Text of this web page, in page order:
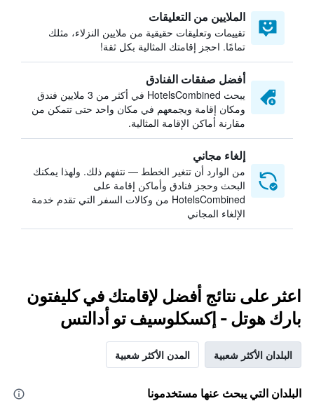
الملايين من التعليقات
تقييمات وتعليقات حقيقية من ملايين النزلاء، مثلك
تمامًا. احجز إقامتك المثالية بكل ثقة!
أفضل صفقات الفنادق
يبحث HotelsCombined في أكثر من 3 ملايين فندق
ومكان إقامة ويجمعهم في مكان واحد حتى تتمكن من
مقارنة أماكن الإقامة المثالية.
إلغاء مجاني
من الوارد أن تتغير الخطط — نتفهم ذلك. ولهذا يمكنك
البحث وحجز فنادق وأماكن إقامة على
HotelsCombined من وكالات السفر التي تقدم خدمة
الإلغاء المجاني
اعثر على نتائج أفضل لإقامتك في كليفتون
بارك هوتل - إكسكلوسيف تو أدالتس
البلدان الأكثر شعبية المدن الأكثر شعبية
البلدان التي يبحث عنها مستخدمونا